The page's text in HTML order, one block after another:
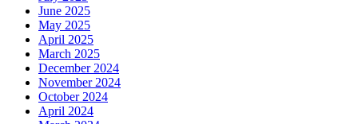
June 2025
May 2025
April 2025
March 2025
December 2024
November 2024
October 2024
April 2024